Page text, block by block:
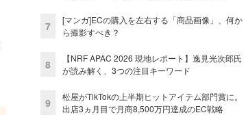
7
[マンガ]ECの購入を左右する「商品画像」、何か
ら撮影すべき？
8
【NRF APAC 2026 現地レポート】逸見光次郎氏
が読み解く、3つの注目キーワード
9
松屋がTikTokの上半期ヒットアイテム部門賞に。
出店3ヵ月目で月商8,500万円達成のEC戦略